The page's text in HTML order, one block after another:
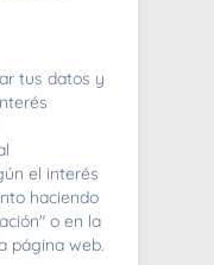
mucho.
tus datos y
el interés
haciendo
o en la
página web.